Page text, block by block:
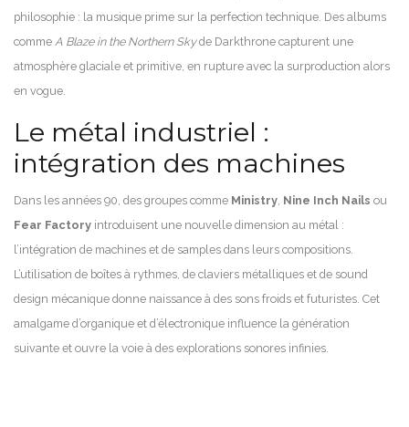
philosophie : la musique prime sur la perfection technique. Des albums
comme A Blaze in the Northern Skyde Darkthrone capturent une
atmosphère glaciale et primitive, en rupture avec la surproduction alors
en vogue.
Le métal industriel :
intégration des machines
Dans les années 90, des groupes comme Ministry Nine Inch Nails ou
Fear Factory introduisent une nouvelle dimension au métal :
l’intégration de machines et de samples dans leurs compositions.
L’utilisation de boîtes à rythmes, de claviers métalliques et de sound
design mécanique donne naissance à des sons froids et futuristes. Cet
amalgame d’organique et d’électronique influence la génération
suivante et ouvre la voie à des explorations sonores infinies.